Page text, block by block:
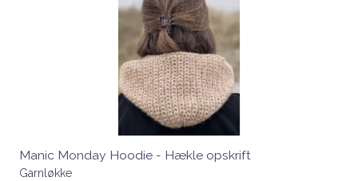
Manic Monday Hoodie - Hækle opskrift
Garnløkke